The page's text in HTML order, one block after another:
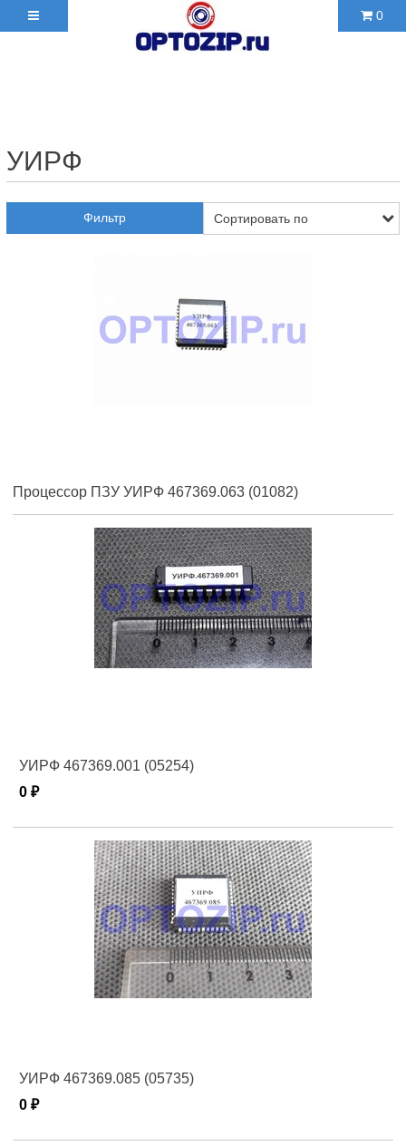
0
УИРФ
Фильтр
Процессор ПЗУ УИРФ 467369.063 (01082)
УИРФ 467369.001 (05254)
0 ₽
УИРФ 467369.085 (05735)
0 ₽